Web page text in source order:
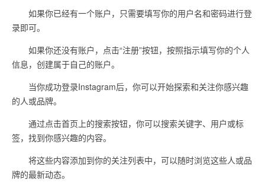
如果你已经有一个账户，只需要填写你的用户名和密码进行登
录即可。
如果你还没有账户，点击“注册”按钮，按照指示填写你的个人
信息，创建属于自己的账户。
当你成功登录Instagram后，你可以开始探索和关注你感兴趣
的人或品牌。
通过点击首页上的搜索按钮，你可以搜索关键字、用户或标
签，找到你感兴趣的内容。
将这些内容添加到你的关注列表中，可以随时浏览这些人或品
牌的最新动态。